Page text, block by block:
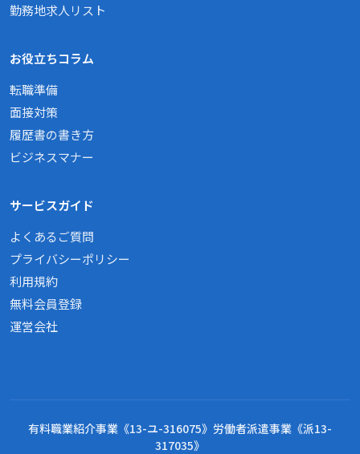
勤務地求人リスト
お役立ちコラム
転職準備
面接対策
履歴書の書き方
ビジネスマナー
サービスガイド
よくあるご質問
プライバシーポリシー
利用規約
無料会員登録
運営会社
有料職業紹介事業《13-ユ-316075》労働者派遣事業《派13-
317035》